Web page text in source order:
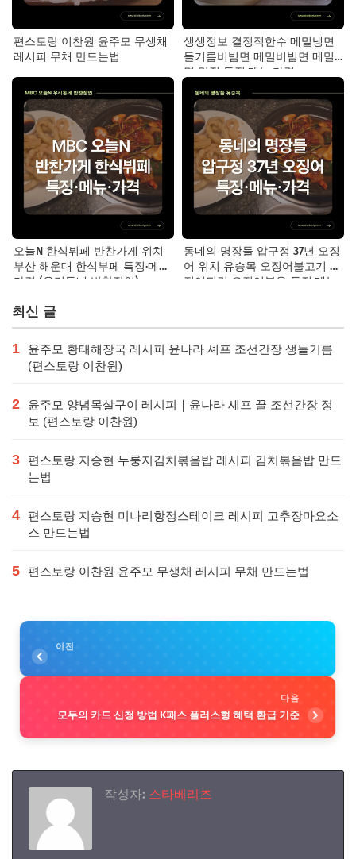
편스토랑 이찬원 윤주모 무생채
레시피 무채 만드는법
생생정보 결정적한수 메밀냉면
들기름비빔면 메밀비빔면 메밀
면 맛집 특징·메뉴·가격
오늘N 한식뷔페 반찬가게 위치
부산 해운대 한식부페 특징·메뉴·
가격 (우리동네 반찬장인)
동네의 명장들 압구정 37년 오징
어 위치 유승목 오징어불고기 오
징어튀김 오징어볶음 특징·메뉴·
최신 글
1
윤주모 황태해장국 레시피 윤나라 셰프 조선간장 생들기름
(편스토랑 이찬원)
2
윤주모 양념목살구이 레시피｜윤나라 셰프 꿀 조선간장 정
보 (편스토랑 이찬원)
3
편스토랑 지승현 누룽지김치볶음밥 레시피 김치볶음밥 만드
는법
4
편스토랑 지승현 미나리항정스테이크 레시피 고추장마요소
스 만드는법
5 편스토랑 이찬원 윤주모 무생채 레시피 무채 만드는법
이전
다음
모두의 카드 신청 방법 K패스 플러스형 혜택 환급 기준
작성자: 스타베리즈